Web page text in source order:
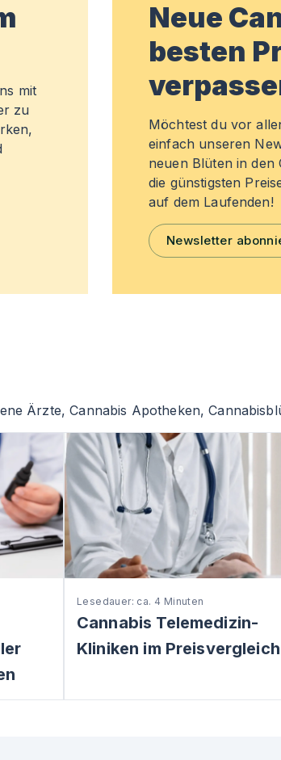
mit
zu
Neue
besten
Möchtest du vor
einfach unseren
neuen Blüten in den
die günstigsten
auf dem Laufenden!
Newsletter
Ärzte, Cannabis Apotheken,
Lesedauer: ca. 4 Minuten
Cannabis Telemedizin-
Kliniken im Preisvergleich